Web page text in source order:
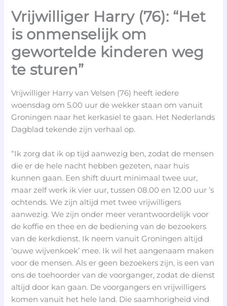
Vrijwilliger Harry (76): “Het
is onmenselijk om
gewortelde kinderen weg
te sturen”
Vrijwilliger Harry van Velsen (76) heeft iedere
woensdag om 5.00 uur de wekker staan om vanuit
Groningen naar het kerkasiel te gaan. Het Nederlands
Dagblad tekende zijn verhaal op.
“Ik zorg dat ik op tijd aanwezig ben, zodat de mensen
die er de hele nacht hebben gezeten, naar huis
kunnen gaan. Een shift duurt minimaal twee uur,
maar zelf werk ik vier uur, tussen 08.00 en 12.00 uur ’s
ochtends. We zijn altijd met twee vrijwilligers
aanwezig. We zijn onder meer verantwoordelijk voor
de koffie en thee en de bediening van de bezoekers
van de kerkdienst. Ik neem vanuit Groningen altijd
‘ouwe wijvenkoek’ mee. Ik wil het aangenaam maken
voor de mensen. Als er geen bezoekers zijn, is een van
ons de toehoorder van de voorganger, zodat de dienst
altijd door kan gaan. De voorgangers en vrijwilligers
komen vanuit het hele land. Die saamhorigheid vind